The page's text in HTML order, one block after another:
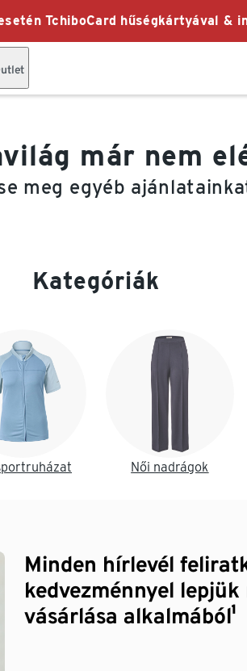
TchiboCard hűségkártyával &
már nem
meg egyéb
Kategóriák
Női nadrágok
Minden hírlevél
kedvezménnyel lepjük
vásárlása alkalmából¹